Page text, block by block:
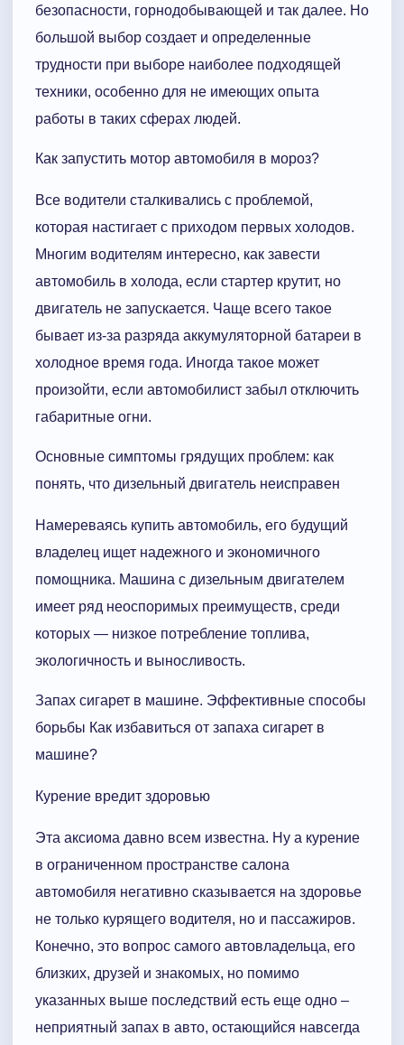
безопасности, горнодобывающей и так далее. Но
большой выбор создает и определенные
трудности при выборе наиболее подходящей
техники, особенно для не имеющих опыта
работы в таких сферах людей.
Как запустить мотор автомобиля в мороз?
Все водители сталкивались с проблемой,
которая настигает с приходом первых холодов.
Многим водителям интересно, как завести
автомобиль в холода, если стартер крутит, но
двигатель не запускается. Чаще всего такое
бывает из-за разряда аккумуляторной батареи в
холодное время года. Иногда такое может
произойти, если автомобилист забыл отключить
габаритные огни.
Основные симптомы грядущих проблем: как
понять, что дизельный двигатель неисправен
Намереваясь купить автомобиль, его будущий
владелец ищет надежного и экономичного
помощника. Машина с дизельным двигателем
имеет ряд неоспоримых преимуществ, среди
которых — низкое потребление топлива,
экологичность и выносливость.
Запах сигарет в машине. Эффективные способы
борьбы Как избавиться от запаха сигарет в
машине?
Курение вредит здоровью
Эта аксиома давно всем известна. Ну а курение
в ограниченном пространстве салона
автомобиля негативно сказывается на здоровье
не только курящего водителя, но и пассажиров.
Конечно, это вопрос самого автовладельца, его
близких, друзей и знакомых, но помимо
указанных выше последствий есть еще одно –
неприятный запах в авто, остающийся навсегда